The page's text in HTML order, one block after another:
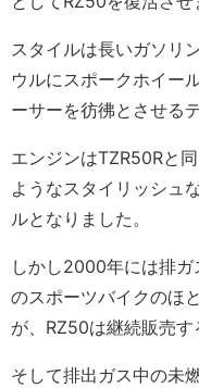
スタイルは長いガソリ
ウルにスポークホイー
ーサーを彷彿とさせる
エンジンはTZR50Rと
ようなスタイリッシュ
ルとなりました。
しかし2000年には排
のスポーツバイクのほ
が、RZ50は継続販売す
そして排出ガス中の未